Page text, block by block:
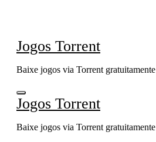
Jogos Torrent
Baixe jogos via Torrent gratuitamente
Jogos Torrent
Baixe jogos via Torrent gratuitamente